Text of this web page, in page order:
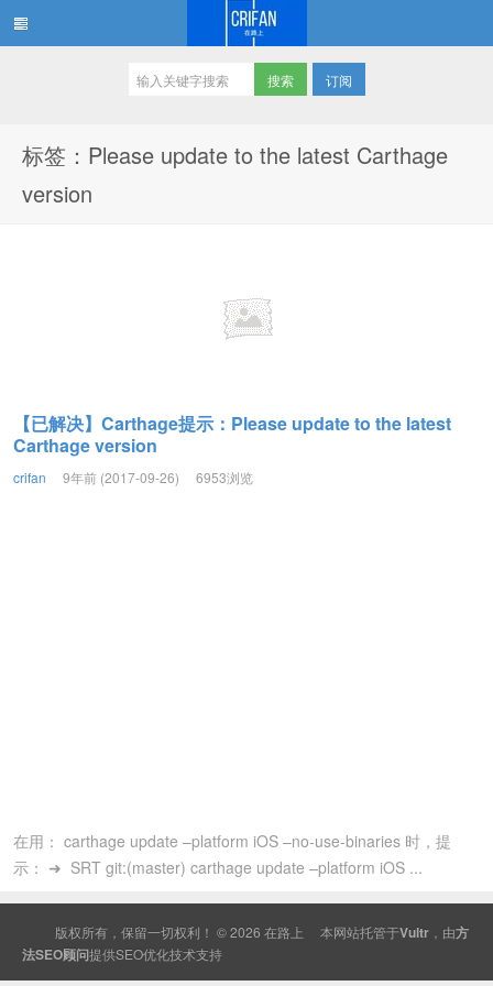
订阅
标签：Please update to the latest Carthage
version
【已解决】Carthage提示：Please update to the latest
Carthage version
crifan 9年前 (2017-09-26) 6953浏览
在用： carthage update –platform iOS –no-use-binaries 时，提
示： ➜ SRT git:(master) carthage update –platform iOS ...
版权所有，保留一切权利！ © 2026 在路上 本网站托管于Vultr ，由方
法SEO顾问提供SEO优化技术支持